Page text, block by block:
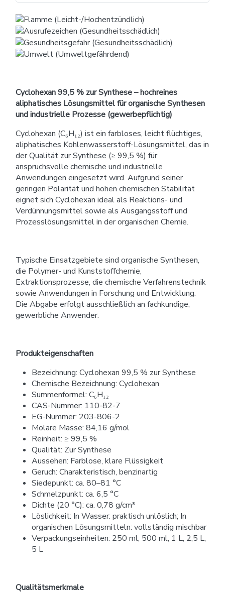
Cyclohexan 99,5 % zur Synthese – hochreines
aliphatisches Lösungsmittel für organische Synthesen
und industrielle Prozesse (gewerbepflichtig)
Cyclohexan (C₆H₁₂) ist ein farbloses, leicht flüchtiges,
aliphatisches Kohlenwasserstoff-Lösungsmittel, das in
der Qualität zur Synthese (≥ 99,5 %) für
anspruchsvolle chemische und industrielle
Anwendungen eingesetzt wird. Aufgrund seiner
geringen Polarität und hohen chemischen Stabilität
eignet sich Cyclohexan ideal als Reaktions- und
Verdünnungsmittel sowie als Ausgangsstoff und
Prozesslösungsmittel in der organischen Chemie.
Typische Einsatzgebiete sind organische Synthesen,
die Polymer- und Kunststoffchemie,
Extraktionsprozesse, die chemische Verfahrenstechnik
sowie Anwendungen in Forschung und Entwicklung.
Die Abgabe erfolgt ausschließlich an fachkundige,
gewerbliche Anwender.
Produkteigenschaften
Bezeichnung: Cyclohexan 99,5 % zur Synthese
Chemische Bezeichnung: Cyclohexan
Summenformel: C₆H₁₂
CAS-Nummer: 110-82-7
EG-Nummer: 203-806-2
Molare Masse: 84,16 g/mol
Reinheit: ≥ 99,5 %
Qualität: Zur Synthese
Aussehen: Farblose, klare Flüssigkeit
Geruch: Charakteristisch, benzinartig
Siedepunkt: ca. 80–81 °C
Schmelzpunkt: ca. 6,5 °C
Dichte (20 °C): ca. 0,78 g/cm³
Löslichkeit: In Wasser: praktisch unlöslich; In
organischen Lösungsmitteln: vollständig mischbar
Verpackungseinheiten: 250 ml, 500 ml, 1 L, 2,5 L,
5 L
Qualitätsmerkmale